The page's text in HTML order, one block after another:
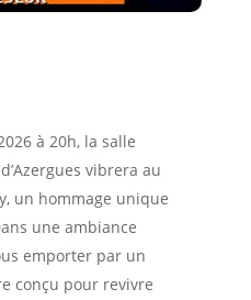
à 20h, la salle
vibrera au
un hommage unique
une ambiance
emporter par un
conçu pour revivre